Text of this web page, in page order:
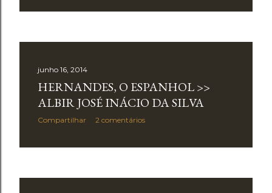
junho 16, 2014
HERNANDES, O ESPANHOL >>
ALBIR JOSÉ INÁCIO DA SILVA
Compartilhar 2 comentários